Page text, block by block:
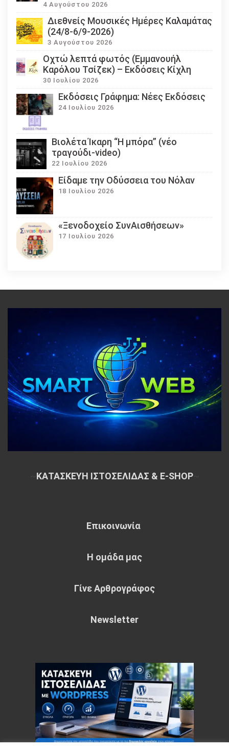
4 Αυγούστου 2026
Διεθνείς Μουσικές Ημέρες Καλαμάτας
(24/8-6/9-2026)
3 Αυγούστου 2026
Οχτώ λεπτά φωτός (Εμμανουήλ
Καρόλου Τσίζεκ) – Εκδόσεις Κίχλη
30 Ιουλίου 2026
Εκδόσεις Γράφημα: Νέες Εκδόσεις
24 Ιουλίου 2026
Βιολέτα Ίκαρη “Η μπόρα” (νέο
τραγούδι-video)
22 Ιουλίου 2026
Eίδαμε την Οδύσσεια του Νόλαν
18 Ιουλίου 2026
«Ξενοδοχείο ΣυνΑισθήσεων»
17 Ιουλίου 2026
ΚΑΤΑΣΚΕΥΗ ΙΣΤΟΣΕΛΙΔΑΣ & E-SHOP~
Επικοινωνία
Η ομάδα μας
Γίνε Αρθρογράφος
Newsletter